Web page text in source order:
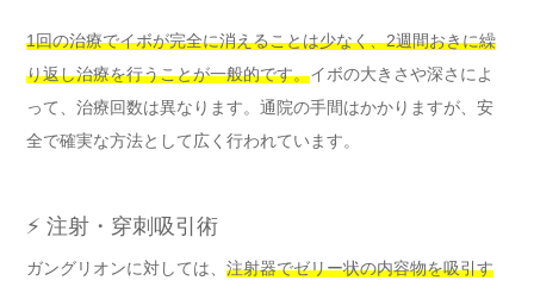
1回の治療でイボが完全に消えることは少なく、2週間おきに繰
り返し治療を行うことが一般的です。イボの大きさや深さによ
って、治療回数は異なります。通院の手間はかかりますが、安
全で確実な方法として広く行われています。
⚡ 注射・穿刺吸引術
ガングリオンに対しては、 注射器でゼリー状の内容物を吸引す